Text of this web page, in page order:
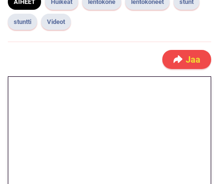
AIHEET Huikeat lentokone lentokoneet stunt
stuntti Videot
Jaa